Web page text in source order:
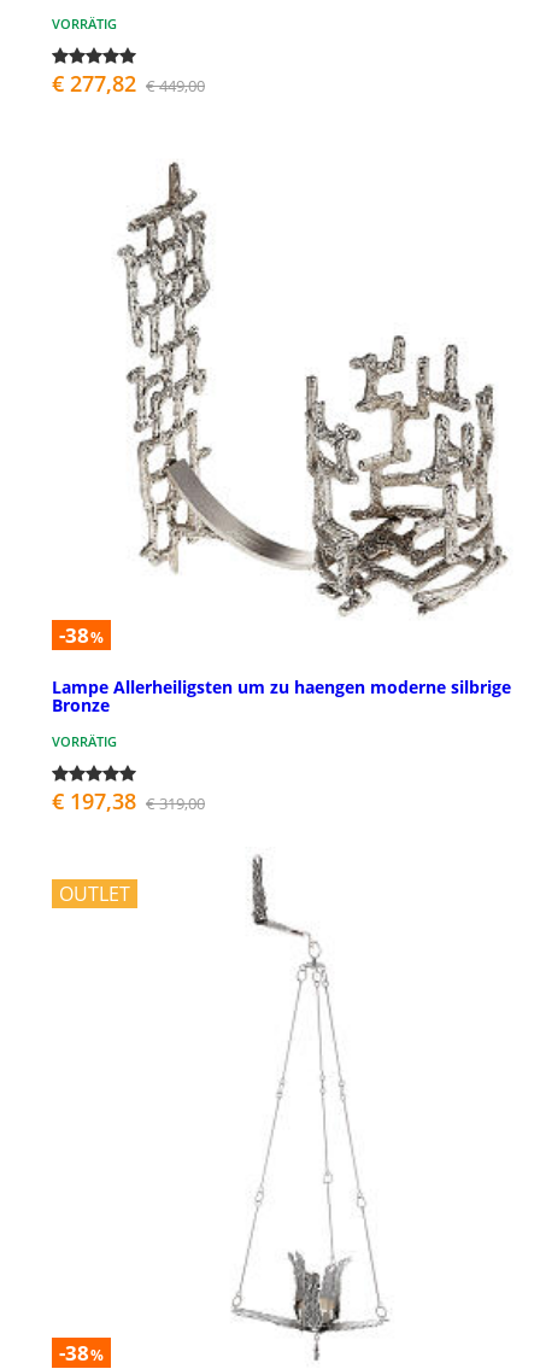
VORRÄTIG
€ 277,82 € 449,00
-38%
Lampe Allerheiligsten um zu haengen moderne silbrige
Bronze
VORRÄTIG
€ 197,38 € 319,00
OUTLET
-38%